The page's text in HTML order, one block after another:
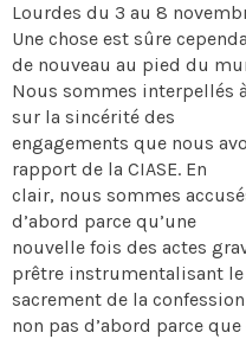
Lourdes du 3 au 8
Une chose est sûre
de nouveau au pied du
Nous sommes interpellés
sur la sincérité des
engagements que nous
rapport de la CIASE. En
clair, nous sommes
d’abord parce qu’une
nouvelle fois des actes
prêtre instrumentalisant le
sacrement de la
non pas d’abord parce que